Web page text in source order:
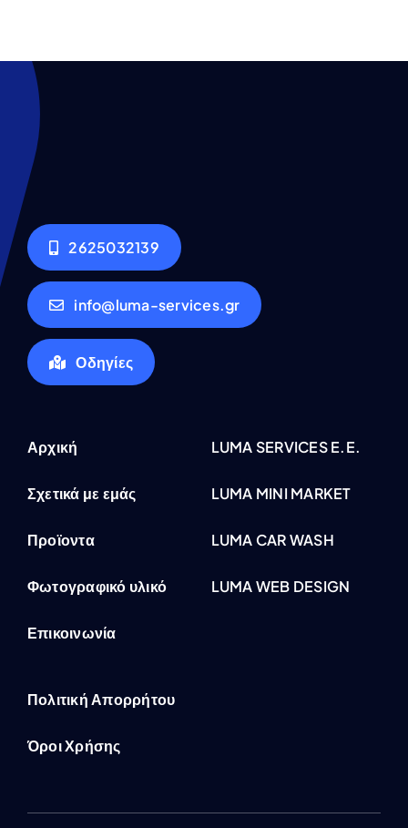
2625032139
info@luma-services.gr
Οδηγίες
Αρχική
Σχετικά με εμάς
Προϊοντα
Φωτογραφικό υλικό
Επικοινωνία
LUMA SERVICES E.E.
LUMA MINI MARKET
LUMA CAR WASH
LUMA WEB DESIGN
Πολιτική Απορρήτου
Όροι Χρήσης